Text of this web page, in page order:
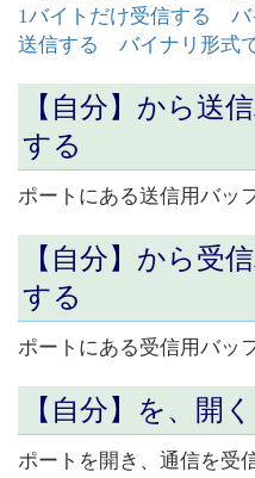
1バイトだけ受信する
送信する
バイナリ形式
【自分】から送
する
ポートにある送信用バッ
【自分】から受
する
ポートにある受信用バッ
【自分】を、 開く
ポートを開き、通信を受